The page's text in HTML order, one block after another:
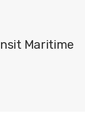
Maritime